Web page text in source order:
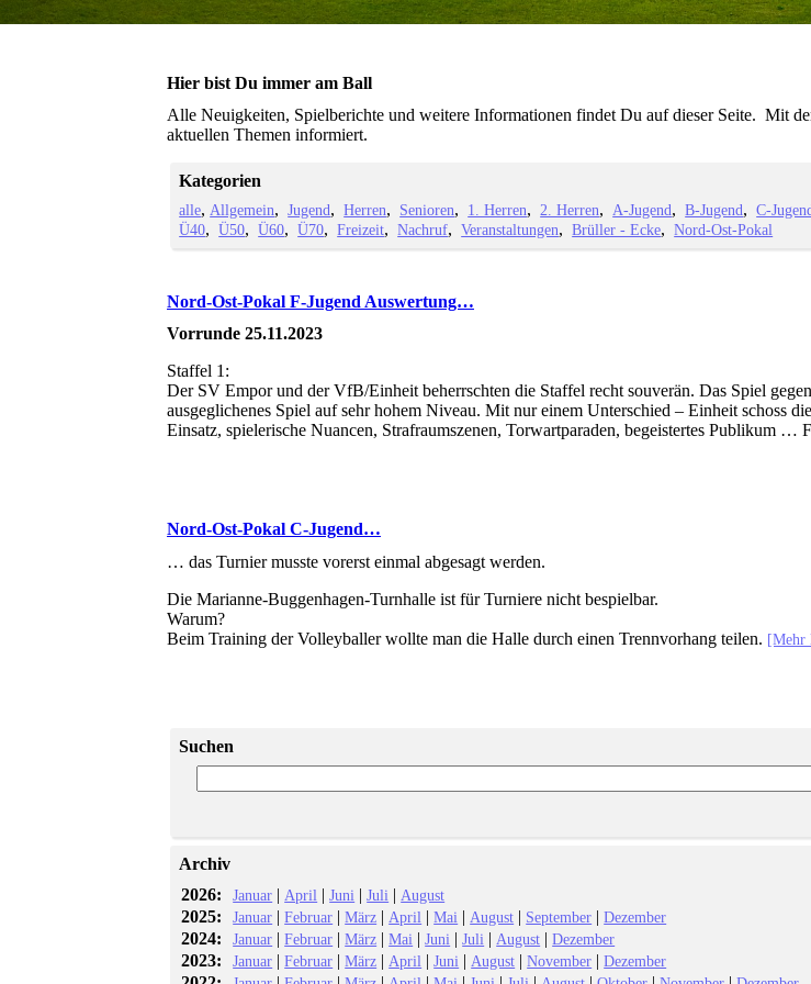
Hier bist Du immer am Ball
Alle Neuigkeiten, Spielberichte und weitere Informationen findet Du auf dieser Seite. Mit
aktuellen Themen informiert.
Kategorien
alle Allgemein Jugend Herren Senioren 1. Herren 2. Herren A-Jugend B-Jugend C-
Ü40
Ü50 Ü60 Ü70 Freizeit Nachruf Veranstaltungen Brüller - Ecke Nord-Ost-Pokal
Nord-Ost-Pokal F-Jugend Auswertung…
Vorrunde 25.11.2023
Staffel 1:
Der SV Empor und der VfB/Einheit beherrschten die Staffel recht souverän. Das Spiel
ausgeglichenes Spiel auf sehr hohem Niveau. Mit nur einem Unterschied – Einheit schoss
Einsatz, spielerische Nuancen, Strafraumszenen, Torwartparaden, begeistertes Publikum …
Nord-Ost-Pokal C-Jugend…
… das Turnier musste vorerst einmal abgesagt werden.
Die Marianne-Buggenhagen-Turnhalle ist für Turniere nicht bespielbar.
Warum?
Beim Training der Volleyballer wollte man die Halle durch einen Trennvorhang teilen. [Mehr
Suchen
Archiv
2026:
Januar | April |Juni |Juli | August
2025: Januar |Februar |März | April |Mai | August | September |Dezember
2024: Januar |Februar |März |Mai |Juni |Juli | August |Dezember
2023: Januar |Februar |März | April |Juni | August |November |Dezember